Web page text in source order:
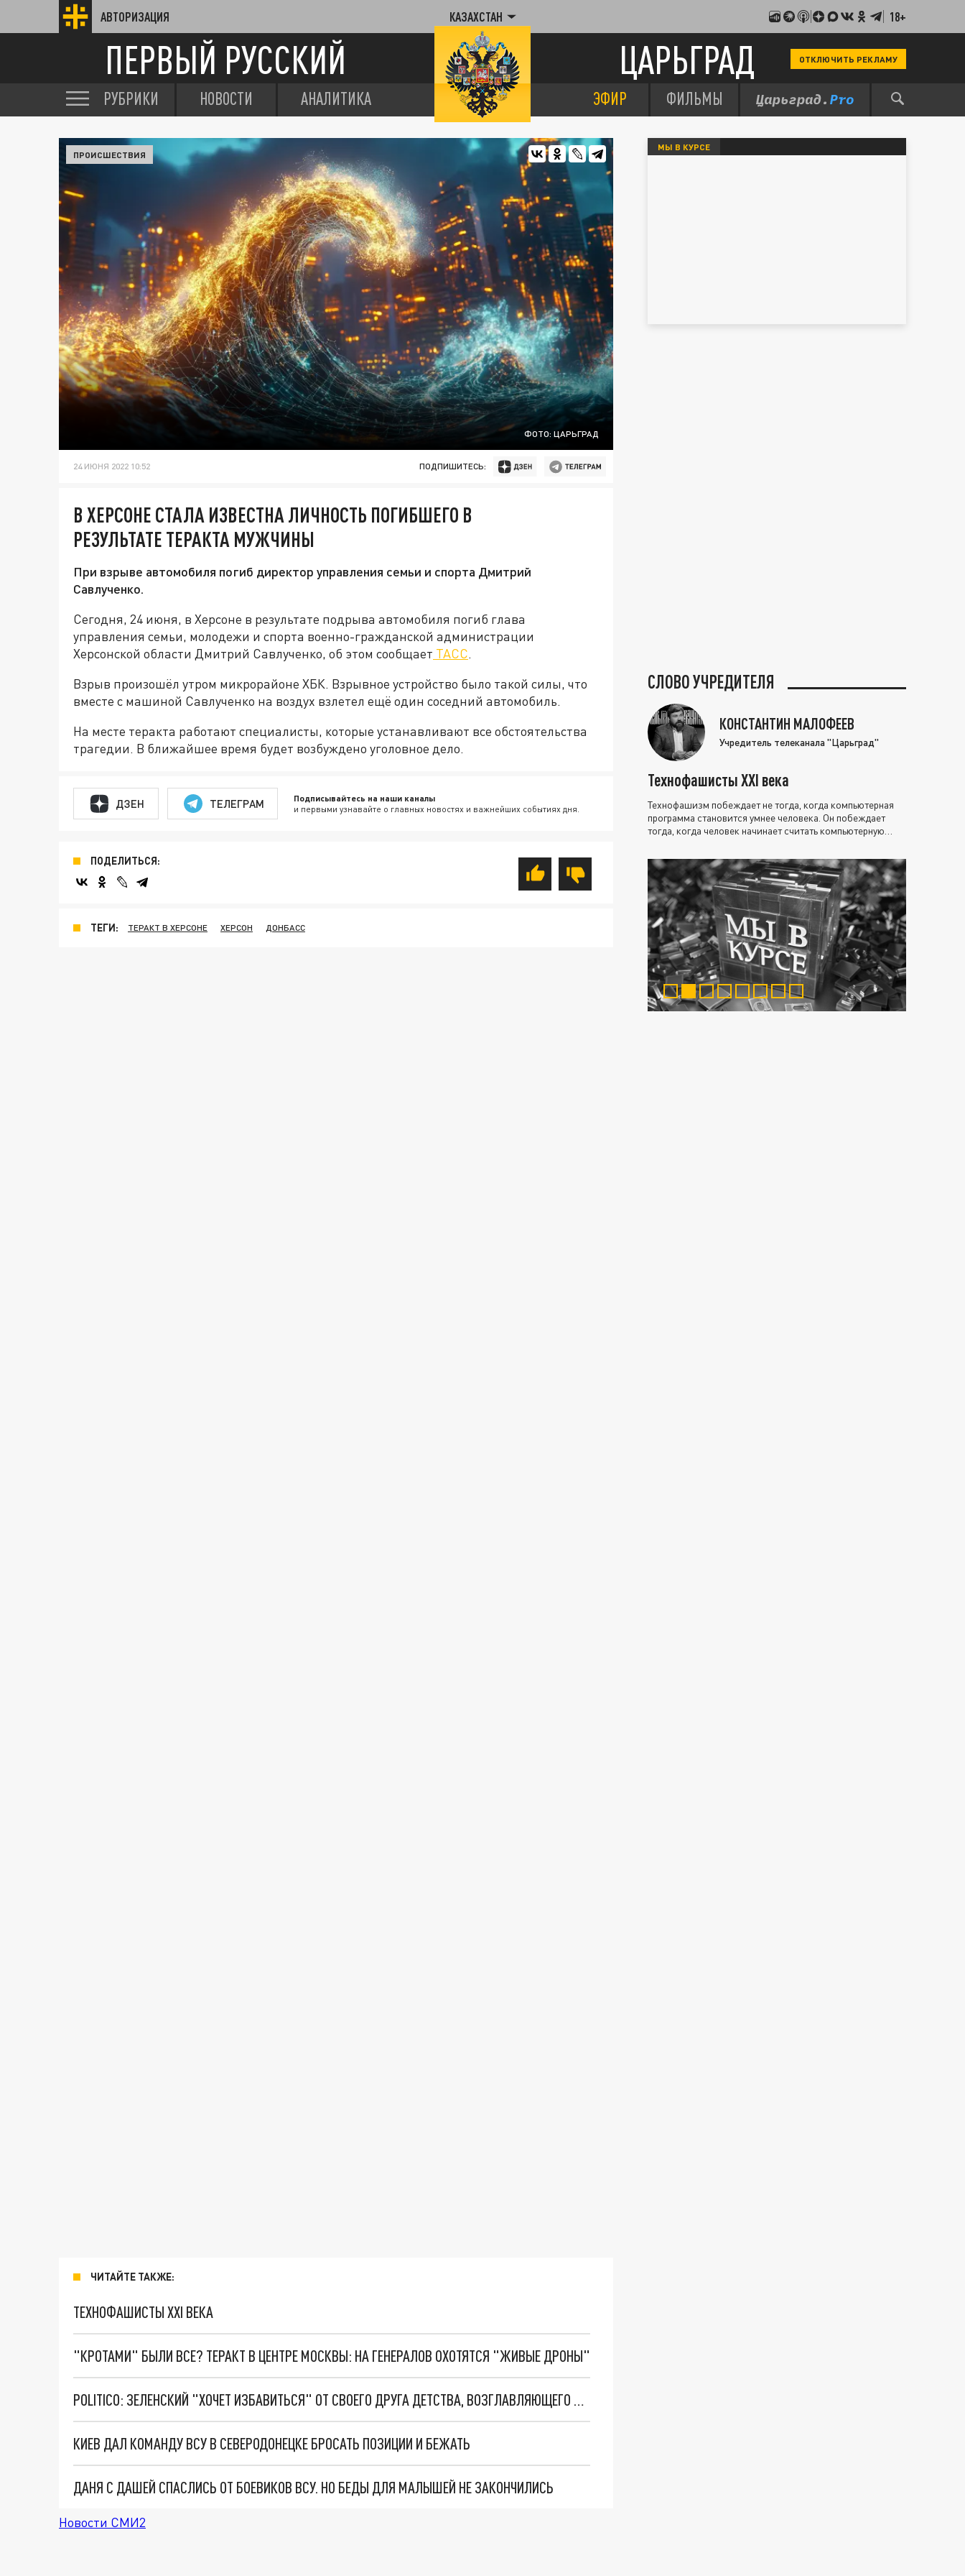
АВТОРИЗАЦИЯ КАЗАХСТАН 18+
ПЕРВЫЙ РУССКИЙ ЦАРЬГРАД ОТКЛЮЧИТЬ РЕКЛАМУ
РУБРИКИ НОВОСТИ АНАЛИТИКА ЭФИР ФИЛЬМЫ
ФОТО: ЦАРЬГРАД
ПРОИСШЕСТВИЯ
24 ИЮНЯ 2022 10:52 ПОДПИШИТЕСЬ:
В ХЕРСОНЕ СТАЛА ИЗВЕСТНА ЛИЧНОСТЬ ПОГИБШЕГО В
РЕЗУЛЬТАТЕ ТЕРАКТА МУЖЧИНЫ
При взрыве автомобиля погиб директор управления семьи и спорта Дмитрий
Савлученко.
Сегодня, 24 июня, в Херсоне в результате подрыва автомобиля погиб глава
управления семьи, молодежи и спорта военно-гражданской администрации
Херсонской области Дмитрий Савлученко, об этом сообщает ТАСС.
Взрыв произошёл утром микрорайоне ХБК. Взрывное устройство было такой силы, что
вместе с машиной Савлученко на воздух взлетел ещё один соседний автомобиль.
На месте теракта работают специалисты, которые устанавливают все обстоятельства
трагедии. В ближайшее время будет возбуждено уголовное дело.
ДЗЕН ТЕЛЕГРАМ Подписывайтесь на наши каналы
и первыми узнавайте о главных новостях и важнейших событиях дня.
ПОДЕЛИТЬСЯ:
ТЕГИ: ТЕРАКТ В ХЕРСОНЕ ХЕРСОН ДОНБАСС
ЧИТАЙТЕ ТАКЖЕ:
ТЕХНОФАШИСТЫ XXI ВЕКА
"КРОТАМИ" БЫЛИ ВСЕ? ТЕРАКТ В ЦЕНТРЕ МОСКВЫ: НА ГЕНЕРАЛОВ ОХОТЯТСЯ "ЖИВЫЕ ДРОНЫ"
POLITICO: ЗЕЛЕНСКИЙ "ХОЧЕТ ИЗБАВИТЬСЯ" ОТ СВОЕГО ДРУГА ДЕТСТВА, ВОЗГЛАВЛЯЮЩЕГО СБУ
КИЕВ ДАЛ КОМАНДУ ВСУ В СЕВЕРОДОНЕЦКЕ БРОСАТЬ ПОЗИЦИИ И БЕЖАТЬ
ДАНЯ С ДАШЕЙ СПАСЛИСЬ ОТ БОЕВИКОВ ВСУ. НО БЕДЫ ДЛЯ МАЛЫШЕЙ НЕ ЗАКОНЧИЛИСЬ
Новости СМИ2
МЫ В КУРСЕ
СЛОВО УЧРЕДИТЕЛЯ
КОНСТАНТИН МАЛОФЕЕВ
Учредитель телеканала "Царьград"
Технофашисты XXI века
Технофашизм побеждает не тогда, когда компьютерная
программа становится умнее человека. Он побеждает
тогда, когда человек начинает считать компьютерную